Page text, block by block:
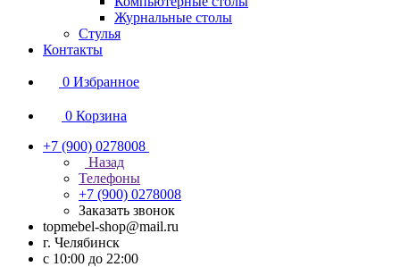
Журнальные столы
Стулья
Контакты
0 Избранное
0 Корзина
+7 (900) 0278008
Назад
Телефоны
+7 (900) 0278008
Заказать звонок
topmebel-shop@mail.ru
г. Челябинск
с 10:00 до 22:00